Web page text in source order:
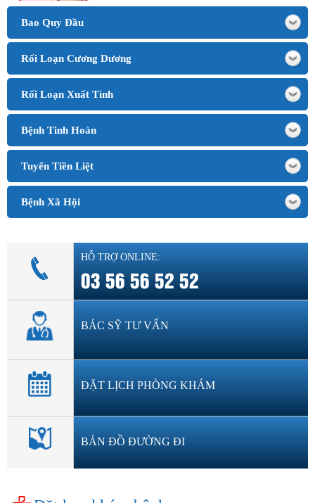
Bao Quy Đầu
Rối Loạn Cương Dương
Rối Loạn Xuất Tinh
Bệnh Tinh Hoàn
Tuyến Tiền Liệt
Bệnh Xã Hội
HỖ TRỢ ONLINE:
03 56 56 52 52
BÁC SỸ TƯ VẤN
ĐẶT LỊCH PHÒNG KHÁM
BẢN ĐỒ ĐƯỜNG ĐI